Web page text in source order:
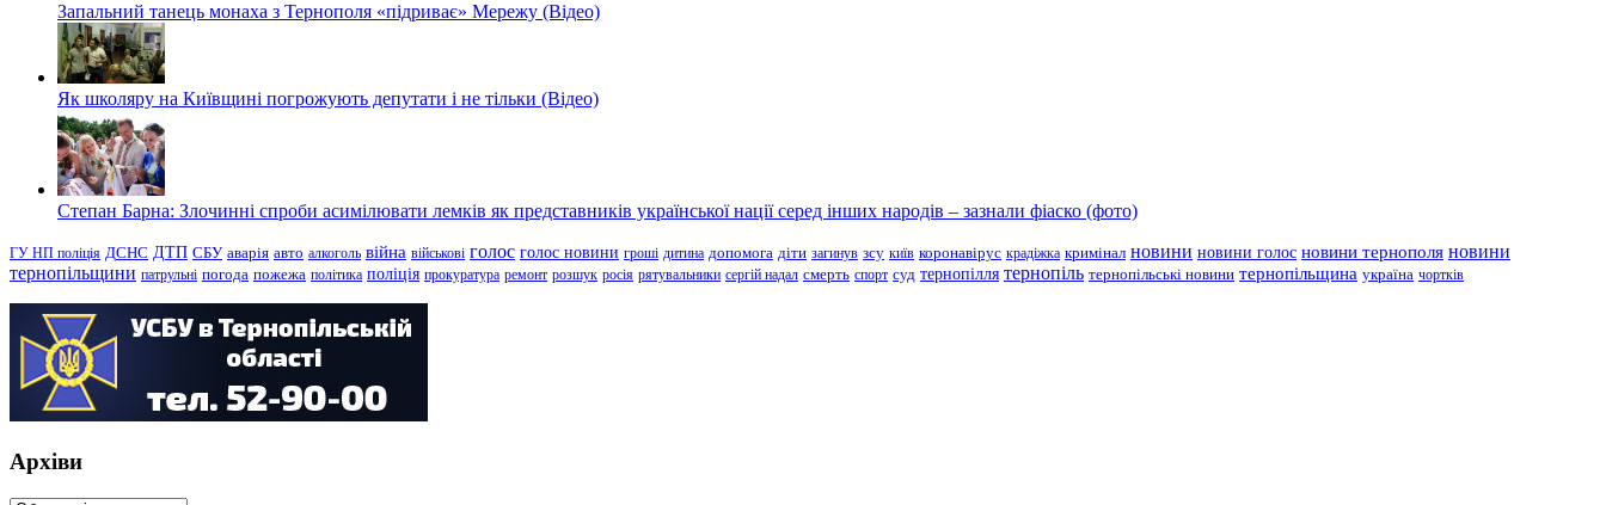
Запальний танець монаха з Тернополя «підриває» Мережу (Відео)
Як школяру на Київщині погрожують депутати і не тільки (Відео)
Степан Барна: Злочинні спроби асимілювати лемків як представників української нації серед інших народів – зазнали фіаско (фото)
ГУ НП поліція ДСНС ДТП СБУ аварія авто алкоголь війна військові голос голос новини гроші дитина допомога діти загинув зсу київ коронавірус крадіжка кримінал новини новини голос новини тернополя новини
тернопільщини патрульні погода пожежа політика поліція прокуратура ремонт розшук росія рятувальники сергій надал смерть спорт суд тернопілля тернопіль тернопільські новини тернопільщина україна чортків
Архіви